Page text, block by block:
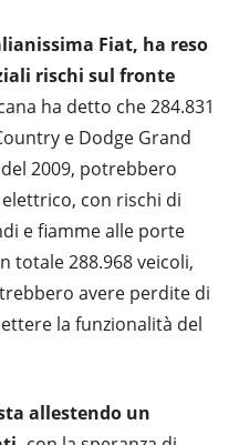
Fiat, ha reso
rischi sul fronte
ha detto che 284.831
e Dodge Grand
2009, potrebbero
con rischi di
e fiamme alle porte
totale 288.968 veicoli,
avere perdite di
la funzionalità del
allestendo un